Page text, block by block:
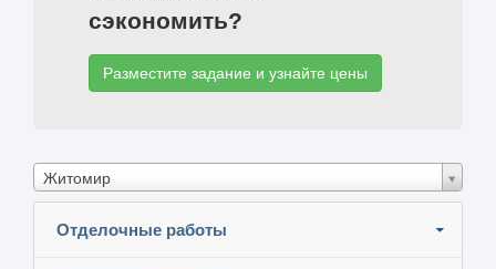
сэкономить?
Разместите задание и узнайте цены
Житомир
Отделочные работы